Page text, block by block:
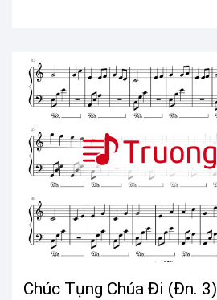
Chúc Tụng Chúa Đi (Đn. 3)